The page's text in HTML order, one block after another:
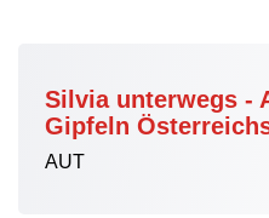
Silvia unterwegs -
Gipfeln
AUT